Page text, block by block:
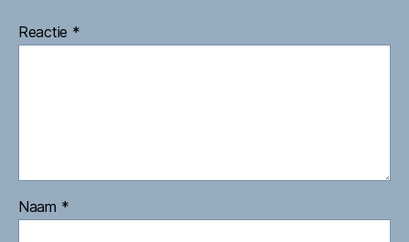
Reactie *
Naam *